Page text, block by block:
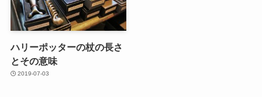
ハリーポッターの杖の長さ
とその意味
2019-07-03